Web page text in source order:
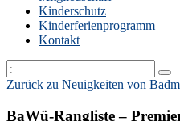
Kinderschutz
Kinderferienprogramm
Kontakt
Zurück zu Neuigkeiten von
BaWü-Rangliste –